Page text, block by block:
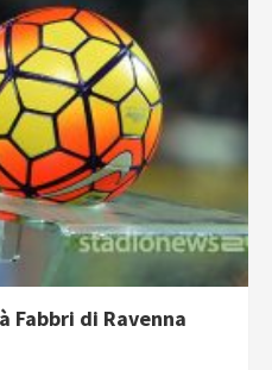
Fabbri di Ravenna